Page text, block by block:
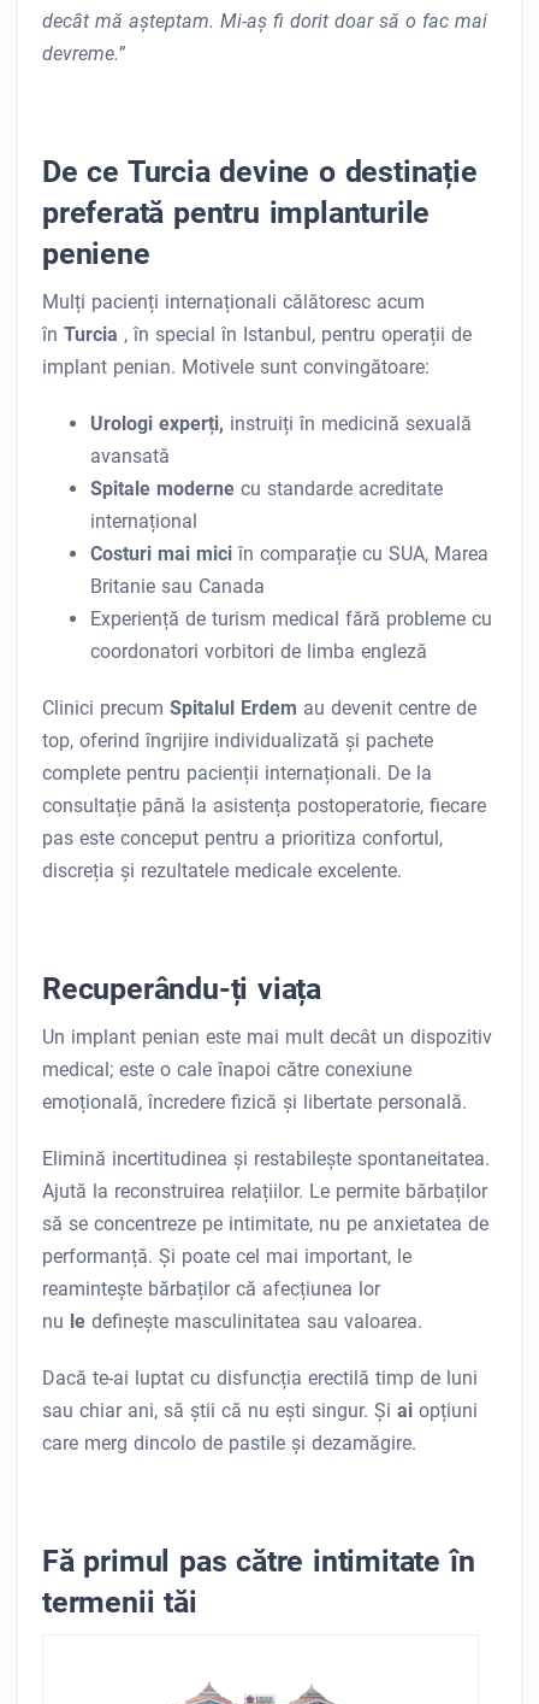
decât mă așteptam. Mi-aș fi dorit doar să o fac mai
devreme.”
De ce Turcia devine o destinație
preferată pentru implanturile
peniene
Mulți pacienți internaționali călătoresc acum
în Turcia , în special în Istanbul, pentru operații de
implant penian. Motivele sunt convingătoare:
Urologi experți, instruiți în medicină sexuală
avansată
Spitale moderne cu standarde acreditate
internațional
Costuri mai mici în comparație cu SUA, Marea
Britanie sau Canada
Experiență de turism medical fără probleme cu
coordonatori vorbitori de limba engleză
Clinici precum Spitalul Erdem au devenit centre de
top, oferind îngrijire individualizată și pachete
complete pentru pacienții internaționali. De la
consultație până la asistența postoperatorie, fiecare
pas este conceput pentru a prioritiza confortul,
discreția și rezultatele medicale excelente.
Recuperându-ți viața
Un implant penian este mai mult decât un dispozitiv
medical; este o cale înapoi către conexiune
emoțională, încredere fizică și libertate personală.
Elimină incertitudinea și restabilește spontaneitatea.
Ajută la reconstruirea relațiilor. Le permite bărbaților
să se concentreze pe intimitate, nu pe anxietatea de
performanță. Și poate cel mai important, le
reamintește bărbaților că afecțiunea lor
nu le definește masculinitatea sau valoarea.
Dacă te-ai luptat cu disfuncția erectilă timp de luni
sau chiar ani, să știi că nu ești singur. Și ai opțiuni
care merg dincolo de pastile și dezamăgire.
Fă primul pas către intimitate în
termenii tăi